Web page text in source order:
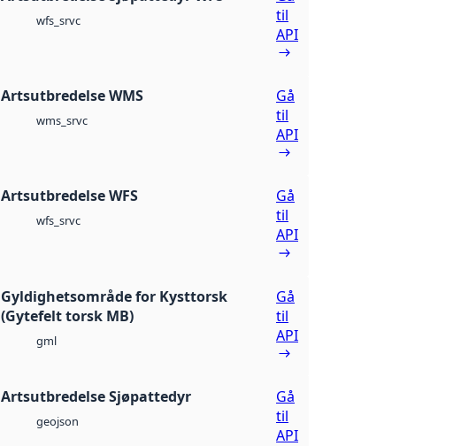
wfs_srvc
til
API
Artsutbredelse WMS
wms_srvc
Gå
til
API
Artsutbredelse WFS
wfs_srvc
Gå
til
API
Gyldighetsområde for Kysttorsk
(Gytefelt torsk MB)
gml
Gå
til
API
Artsutbredelse Sjøpattedyr
geojson
Gå
til
API